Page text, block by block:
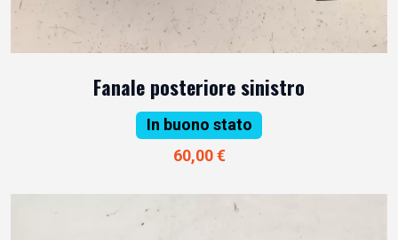
Fanale posteriore sinistro
In buono stato
60,00 €